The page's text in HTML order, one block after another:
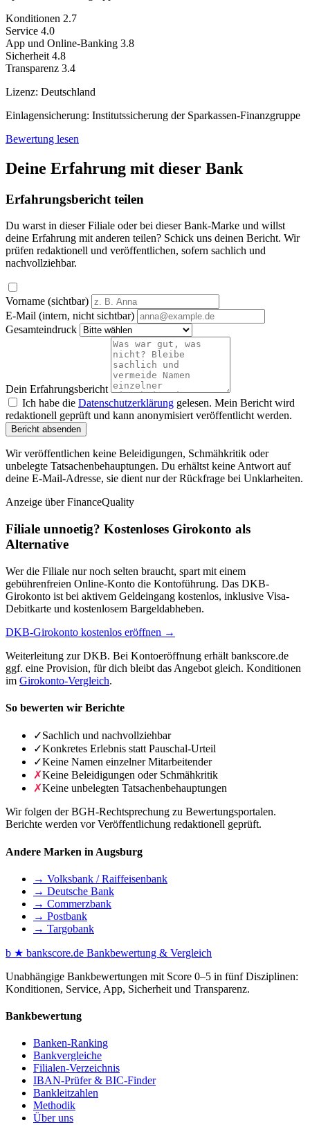
Konditionen 2.7
Service 4.0
App und Online-Banking 3.8
Sicherheit 4.8
Transparenz 3.4
Lizenz: Deutschland
Einlagensicherung: Institutssicherung der Sparkassen-Finanzgruppe
Bewertung lesen
Deine Erfahrung mit dieser Bank
Erfahrungsbericht teilen
Du warst in dieser Filiale oder bei dieser Bank-Marke und willst
deine Erfahrung mit anderen teilen? Schick uns deinen Bericht. Wir
prüfen redaktionell und veröffentlichen, sofern sachlich und
nachvollziehbar.
Vorname (sichtbar)
E-Mail (intern, nicht sichtbar)
Gesamteindruck
Dein Erfahrungsbericht
Ich habe die Datenschutzerklärung gelesen. Mein Bericht wird
redaktionell geprüft und kann anonymisiert veröffentlicht werden.
Bericht absenden
Wir veröffentlichen keine Beleidigungen, Schmähkritik oder
unbelegte Tatsachenbehauptungen. Du erhältst keine Antwort auf
deine E-Mail-Adresse, sie dient nur der Rückfrage bei Unklarheiten.
Anzeige über FinanceQuality
Filiale unnoetig? Kostenloses Girokonto als
Alternative
Wer die Filiale nur noch selten braucht, spart mit einem
gebührenfreien Online-Konto die Kontoführung. Das DKB-
Girokonto ist bei aktivem Geldeingang kostenlos, inklusive Visa-
Debitkarte und kostenlosem Bargeldabheben.
DKB-Girokonto kostenlos eröffnen →
Weiterleitung zur DKB. Bei Kontoeröffnung erhält bankscore.de
ggf. eine Provision, für dich bleibt das Angebot gleich. Konditionen
im Girokonto-Vergleich.
So bewerten wir Berichte
✓Sachlich und nachvollziehbar
✓Konkretes Erlebnis statt Pauschal-Urteil
✓Keine Namen einzelner Mitarbeitender
✗Keine Beleidigungen oder Schmähkritik
✗Keine unbelegten Tatsachenbehauptungen
Wir folgen der BGH-Rechtsprechung zu Bewertungsportalen.
Berichte werden vor Veröffentlichung redaktionell geprüft.
Andere Marken in Augsburg
→ Volksbank / Raiffeisenbank
→ Deutsche Bank
→ Commerzbank
→ Postbank
→ Targobank
b ★ bankscore.de Bankbewertung & Vergleich
Unabhängige Bankbewertungen mit Score 0–5 in fünf Disziplinen:
Konditionen, Service, App, Sicherheit und Transparenz.
Bankbewertung
Banken-Ranking
Bankvergleiche
Filialen-Verzeichnis
IBAN-Prüfer & BIC-Finder
Bankleitzahlen
Methodik
Über uns